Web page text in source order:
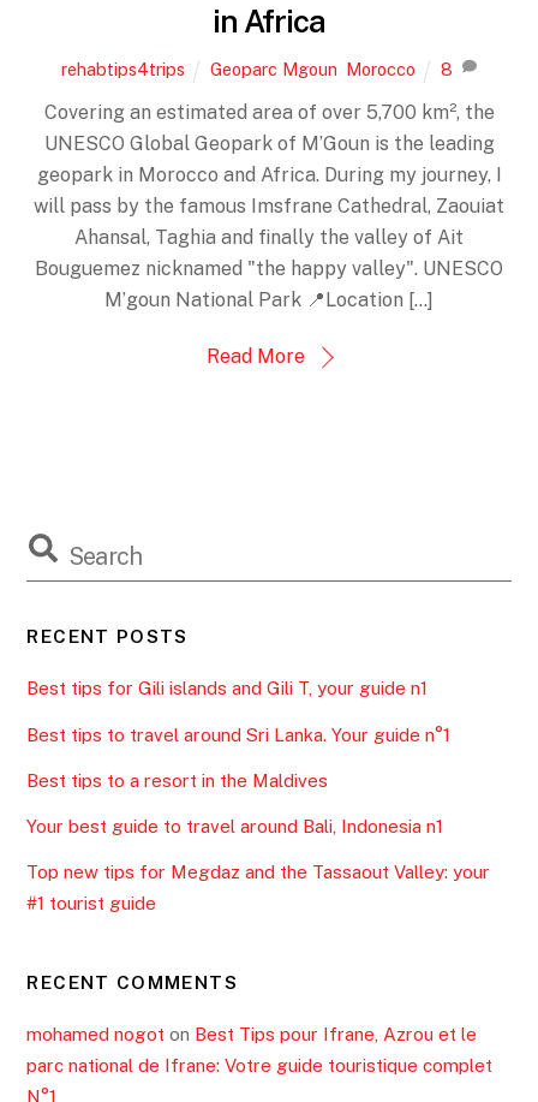
in Africa
rehabtips4trips Geoparc Mgoun Morocco 8
Covering an estimated area of over 5,700 km², the
UNESCO Global Geopark of M’Goun is the leading
geopark in Morocco and Africa. During my journey, I
will pass by the famous Imsfrane Cathedral, Zaouiat
Ahansal, Taghia and finally the valley of Ait
Bouguemez nicknamed "the happy valley". UNESCO
M’goun National Park 📍Location […]
Read More
RECENT POSTS
Best tips for Gili islands and Gili T, your guide n1
Best tips to travel around Sri Lanka. Your guide n°1
Best tips to a resort in the Maldives
Your best guide to travel around Bali, Indonesia n1
Top new tips for Megdaz and the Tassaout Valley: your
#1 tourist guide
RECENT COMMENTS
mohamed nogot on Best Tips pour Ifrane, Azrou et le
parc national de Ifrane: Votre guide touristique complet
N°1